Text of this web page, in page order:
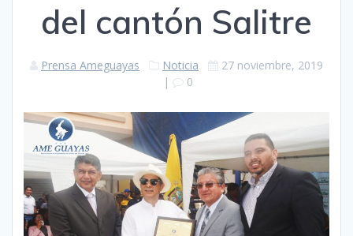
del cantón Salitre
Prensa Ameguayas Noticia
27 noviembre, 2019
|
0